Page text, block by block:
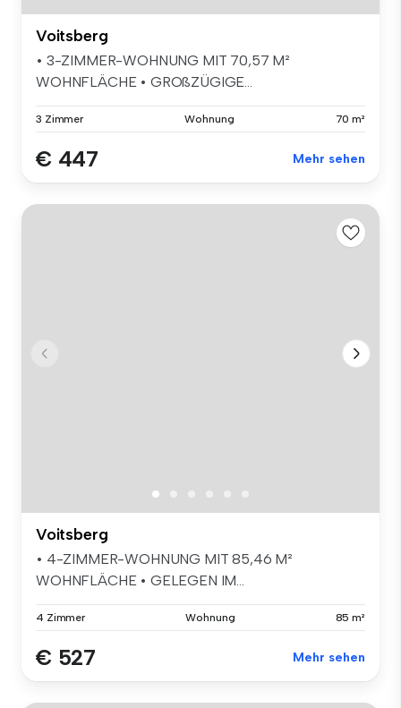
Voitsberg
• 3-ZIMMER-WOHNUNG MIT 70,57 M²
WOHNFLÄCHE • GROßZÜGIGE...
3 Zimmer Wohnung 70 m²
€ 447 Mehr sehen
Voitsberg
• 4-ZIMMER-WOHNUNG MIT 85,46 M²
WOHNFLÄCHE • GELEGEN IM...
4 Zimmer Wohnung 85 m²
€ 527 Mehr sehen